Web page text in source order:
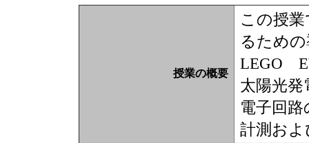
授業の概要
この授
るため
LEGO
太陽光
電子回
計測およ